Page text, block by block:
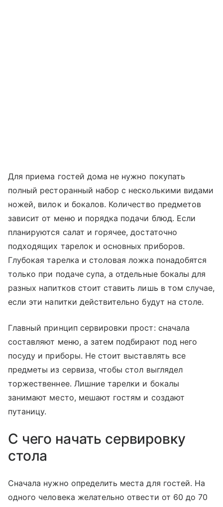
Для приема гостей дома не нужно покупать
полный ресторанный набор с несколькими видами
ножей, вилок и бокалов. Количество предметов
зависит от меню и порядка подачи блюд. Если
планируются салат и горячее, достаточно
подходящих тарелок и основных приборов.
Глубокая тарелка и столовая ложка понадобятся
только при подаче супа, а отдельные бокалы для
разных напитков стоит ставить лишь в том случае,
если эти напитки действительно будут на столе.
Главный принцип сервировки прост: сначала
составляют меню, а затем подбирают под него
посуду и приборы. Не стоит выставлять все
предметы из сервиза, чтобы стол выглядел
торжественнее. Лишние тарелки и бокалы
занимают место, мешают гостям и создают
путаницу.
С чего начать сервировку
стола
Сначала нужно определить места для гостей. На
одного человека желательно отвести от 60 до 70